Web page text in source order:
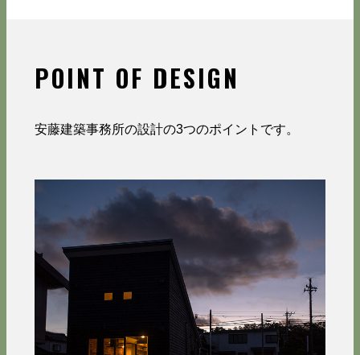
POINT OF DESIGN
安藤建築事務所の設計の3つのポイントです。